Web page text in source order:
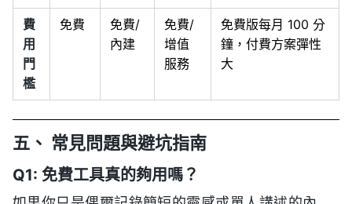
費
用
門
檻
免費
免費/
內建
免費/
增值
服務
免費版每月 100 分
鐘，付費方案彈性
大
五、 常見問題與避坑指南
Q1: 免費工具真的夠用嗎？